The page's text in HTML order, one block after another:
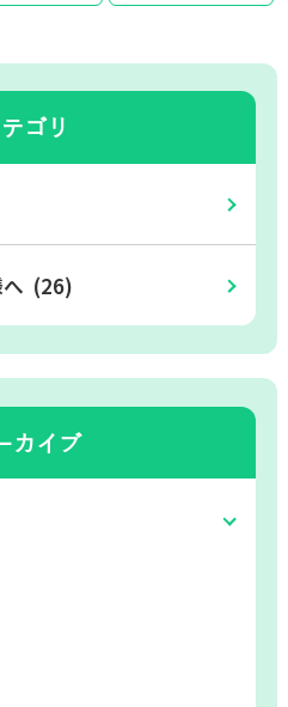
ゴリ
へ (26)
カイブ